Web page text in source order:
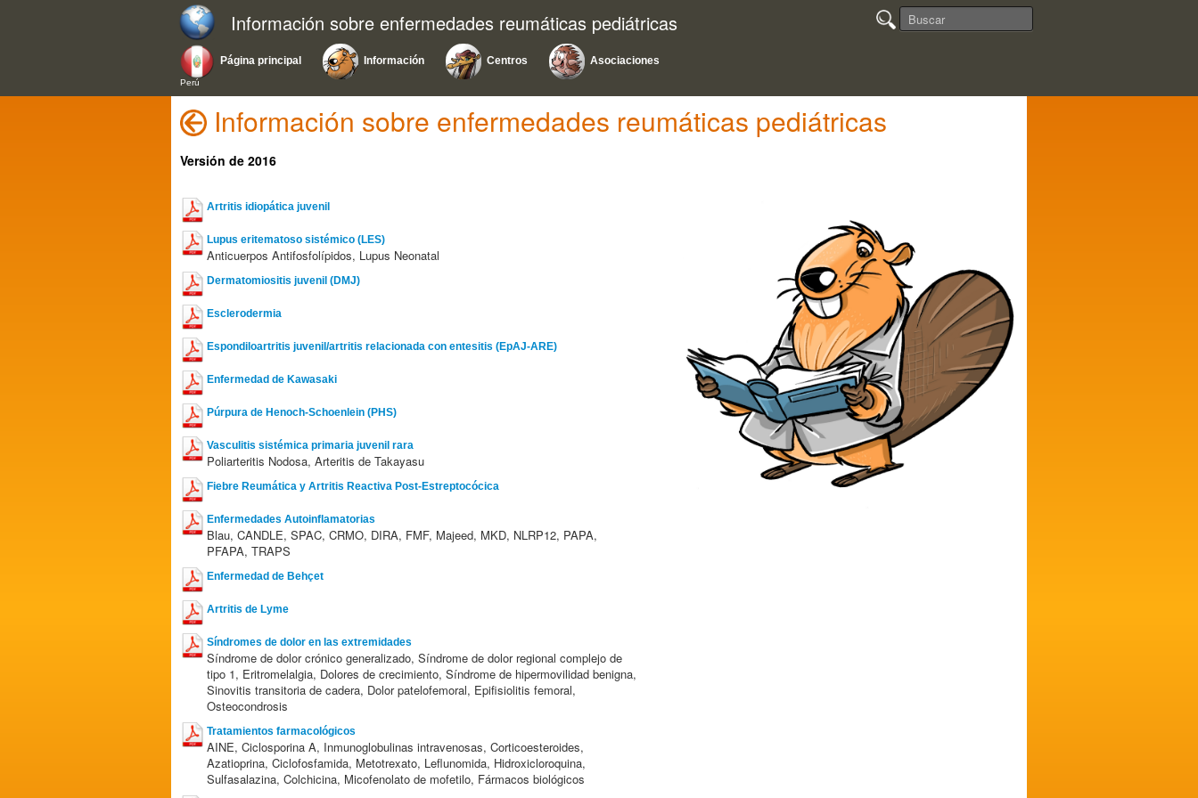
Información sobre enfermedades reumáticas pediátricas
Página principal
Perú
Información Centros Asociaciones
Información sobre enfermedades reumáticas pediátricas
Versión de 2016
Artritis idiopática juvenil
Lupus eritematoso sistémico (LES)
Anticuerpos Antifosfolípidos, Lupus Neonatal
Dermatomiositis juvenil (DMJ)
Esclerodermia
Espondiloartritis juvenil/artritis relacionada con entesitis (EpAJ-ARE)
Enfermedad de Kawasaki
Púrpura de Henoch-Schoenlein (PHS)
Vasculitis sistémica primaria juvenil rara
Poliarteritis Nodosa, Arteritis de Takayasu
Fiebre Reumática y Artritis Reactiva Post-Estreptocócica
Enfermedades Autoinflamatorias
Blau, CANDLE, SPAC, CRMO, DIRA, FMF, Majeed, MKD, NLRP12, PAPA,
PFAPA, TRAPS
Enfermedad de Behçet
Artritis de Lyme
Síndromes de dolor en las extremidades
Síndrome de dolor crónico generalizado, Síndrome de dolor regional complejo de
tipo 1, Eritromelalgia, Dolores de crecimiento, Síndrome de hipermovilidad benigna,
Sinovitis transitoria de cadera, Dolor patelofemoral, Epifisiolitis femoral,
Osteocondrosis
Tratamientos farmacológicos
AINE, Ciclosporina A, Inmunoglobulinas intravenosas, Corticoesteroides,
Azatioprina, Ciclofosfamida, Metotrexato, Leflunomida, Hidroxicloroquina,
Sulfasalazina, Colchicina, Micofenolato de mofetilo, Fármacos biológicos